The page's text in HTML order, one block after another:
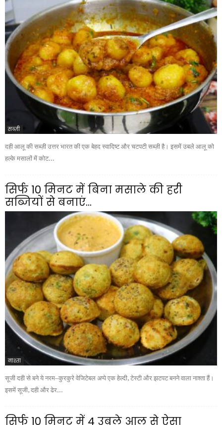
सब्ज़ी
दही आलू की सब्ज़ी उत्तर भारत की एक बेहद स्वादिष्ट और चटपटी सब्ज़ी है। इसमें उबले आलू को
हल्के मसालों में कोट...
सिर्फ 10 मिनट में बिना मसाले की हरी
सब्जियों से बनाएं...
नाश्ता
सूजी दही से बने ये नरम–कुरकुरे वेजिटेबल अप्पे एक हेल्दी, टेस्टी और झटपट बनने वाला नाश्ता हैं।
इसमें सूजी, दही और ढेर...
सिर्फ 10 मिनट में 4 उबले आलू से ऐसा